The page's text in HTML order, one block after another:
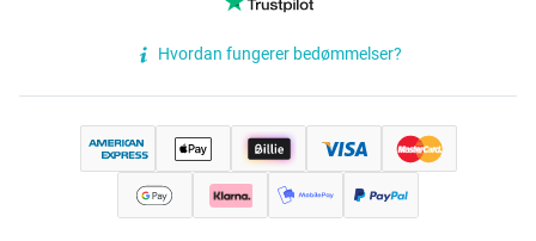
Hvordan fungerer bedømmelser?